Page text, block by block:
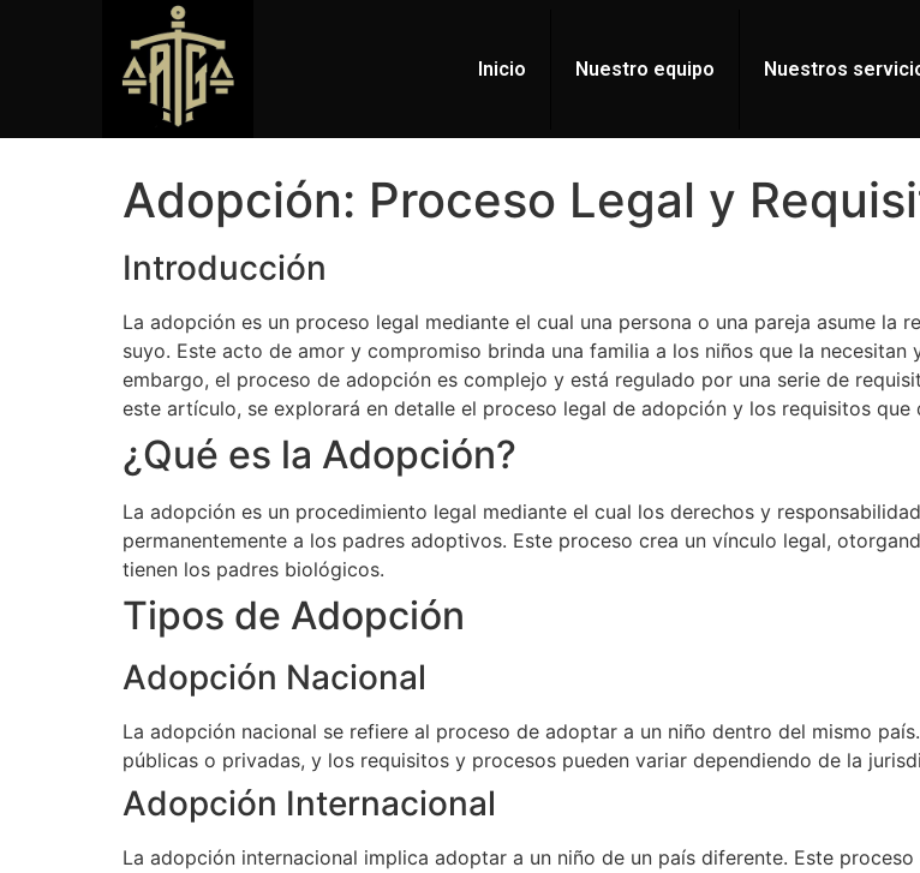
Inicio Nuestro equipo Nuestros
Adopción: Proceso Legal y
Introducción
La adopción es un proceso legal mediante el cual una persona o una pareja asume la
suyo. Este acto de amor y compromiso brinda una familia a los niños que la
embargo, el proceso de adopción es complejo y está regulado por una serie de
este artículo, se explorará en detalle el proceso legal de adopción y los requisitos que
¿Qué es la Adopción?
La adopción es un procedimiento legal mediante el cual los derechos y
permanentemente a los padres adoptivos. Este proceso crea un vínculo legal,
tienen los padres biológicos.
Tipos de Adopción
Adopción Nacional
La adopción nacional se refiere al proceso de adoptar a un niño dentro del mismo
públicas o privadas, y los requisitos y procesos pueden variar dependiendo de la
Adopción Internacional
La adopción internacional implica adoptar a un niño de un país diferente. Este